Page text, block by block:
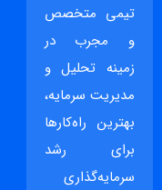
تیمی متخصص
و مجرب در
زمینه تحلیل و
مدیریت سرمایه،
بهترین راه‌کارها
برای رشد
سرمایه‌گذاری